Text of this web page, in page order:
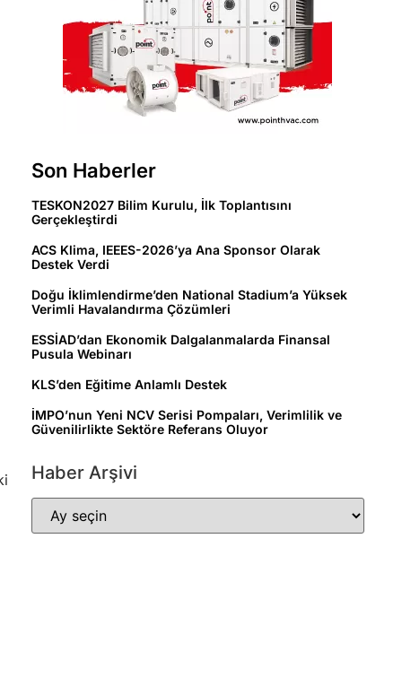
Son Haberler
TESKON2027 Bilim Kurulu, İlk Toplantısını
Gerçekleştirdi
ACS Klima, IEEES-2026’ya Ana Sponsor Olarak
Destek Verdi
Doğu İklimlendirme’den National Stadium’a Yüksek
Verimli Havalandırma Çözümleri
ESSİAD’dan Ekonomik Dalgalanmalarda Finansal
Pusula Webinarı
KLS’den Eğitime Anlamlı Destek
İMPO’nun Yeni NCV Serisi Pompaları, Verimlilik ve
Güvenilirlikte Sektöre Referans Oluyor
Haber Arşivi